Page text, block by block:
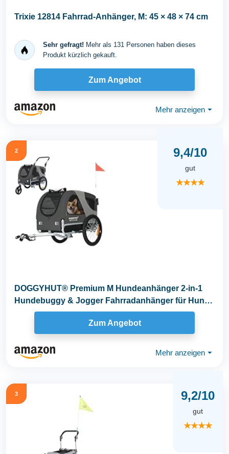
Trixie 12814 Fahrrad-Anhänger, M: 45 × 48 × 74 cm
Sehr gefragt! Mehr als 131 Personen haben dieses
Produkt kürzlich gekauft.
Zum Angebot
Mehr anzeigen ⏷
2 9,4/10
gut
★★★★
DOGGYHUT® Premium M Hundeanhänger 2-in-1
Hundebuggy & Jogger Fahrradanhänger für Hunde
bis 23kg
Zum Angebot
Mehr anzeigen ⏷
3 9,2/10
gut
★★★★